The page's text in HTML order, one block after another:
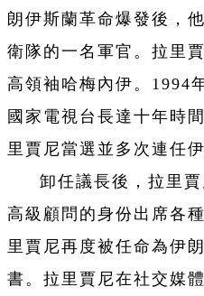
朗伊斯蘭革命爆發後，
衛隊的一名軍官。拉里
高領袖哈梅內伊。1994
國家電視台長達十年時
里賈尼當選並多次連任
卸任議長後，拉里
高級顧問的身份出席各
里賈尼再度被任命為伊
書。拉里賈尼在社交媒